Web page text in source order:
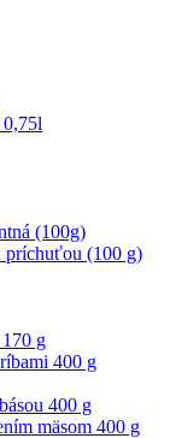
0,75l
(100g)
príchuťou (100 g)
g
400 g
400 g
mäsom 400 g